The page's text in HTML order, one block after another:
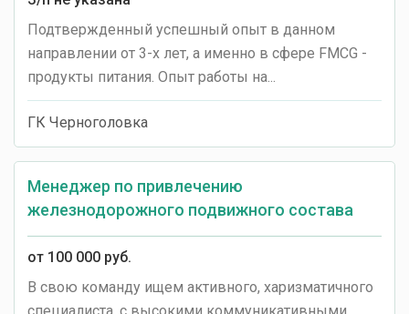
Подтвержденный успешный опыт в данном
направлении от 3-х лет, а именно в сфере FMCG -
продукты питания. Опыт работы на...
ГК Черноголовка
Менеджер по привлечению
железнодорожного подвижного состава
от 100 000 руб.
В свою команду ищем активного, харизматичного